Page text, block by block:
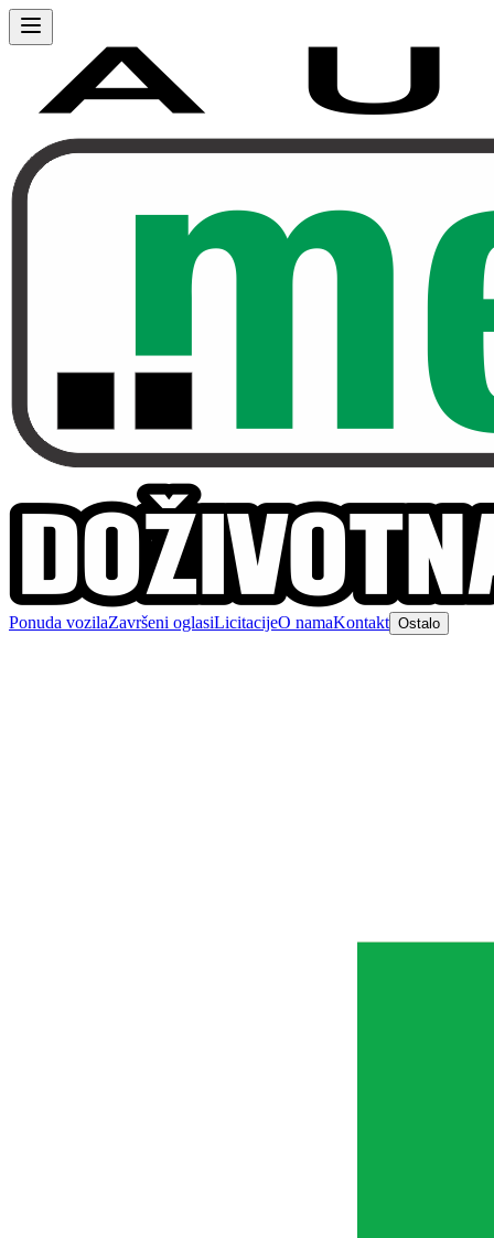
Ponuda vozilaZavršeni oglasiLicitacijeO namaKontakt Ostalo